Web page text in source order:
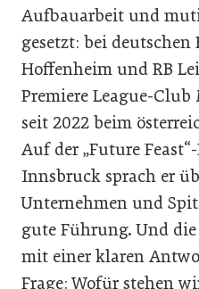
Aufbauarbeit und
gesetzt: bei
Hoffenheim und RB
Premiere League-
seit 2022 beim
Auf der „Future
Innsbruck sprach er
Unternehmen und
gute Führung. Und
mit einer klaren
Frage: Wofür stehen